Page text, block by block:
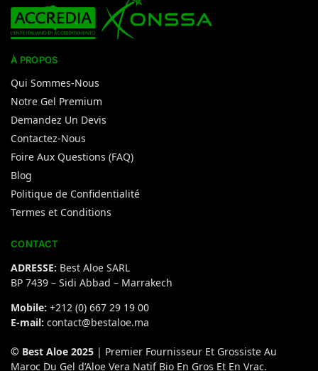
À PROPOS
Qui Sommes-Nous
Notre Gel Premium
Demandez Un Devis
Contactez-Nous
Foire Aux Questions (FAQ)
Blog
Politique de Confidentialité
Termes et Conditions
CONTACT
ADRESSE: Best Aloe SARL
BP 7439 – Sidi Abbad – Marrakech
Mobile: +212 (0) 667 29 19 00
E-mail: contact@bestaloe.ma
© Best Aloe 2025 | Premier Fournisseur Et Grossiste Au
Maroc Du Gel d’Aloe Vera Natif Bio En Gros Et En Vrac.